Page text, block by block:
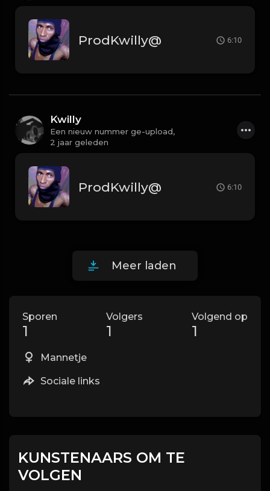
ProdKwilly@ 6:10
Kwilly
Een nieuw nummer ge-upload,
2 jaar geleden
ProdKwilly@ 6:10
Meer laden
Sporen
1
Volgers
1
Volgend op
1
Mannetje
Sociale links
KUNSTENAARS OM TE
VOLGEN